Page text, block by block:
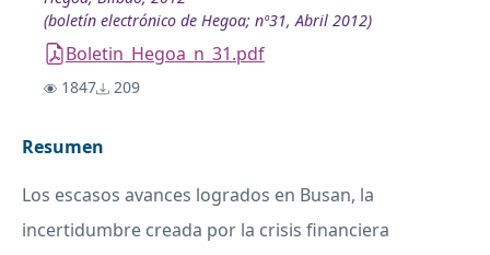
(boletín electrónico de Hegoa; nº31, Abril 2012)
Boletin_Hegoa_n_31.pdf
1847 209
Resumen
Los escasos avances logrados en Busan, la
incertidumbre creada por la crisis financiera